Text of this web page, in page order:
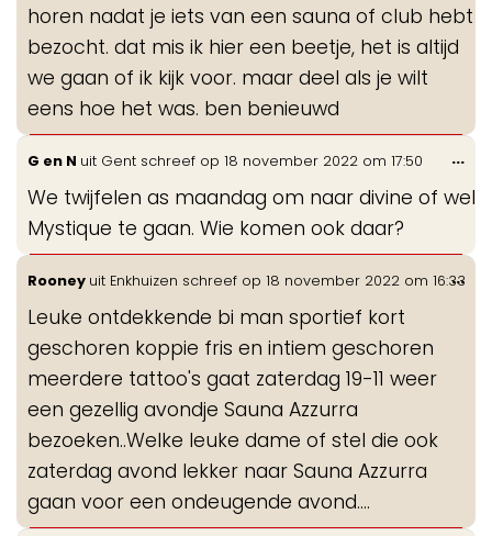
horen nadat je iets van een sauna of club hebt
bezocht. dat mis ik hier een beetje, het is altijd
we gaan of ik kijk voor. maar deel als je wilt
eens hoe het was. ben benieuwd
G en N uit Gent schreef op 18 november 2022 om 17:50
We twijfelen as maandag om naar divine of wel
Mystique te gaan. Wie komen ook daar?
...
Rooney uit Enkhuizen schreef op 18 november 2022 om 16:33
Leuke ontdekkende bi man sportief kort
geschoren koppie fris en intiem geschoren
meerdere tattoo's gaat zaterdag 19-11 weer
een gezellig avondje Sauna Azzurra
bezoeken..Welke leuke dame of stel die ook
zaterdag avond lekker naar Sauna Azzurra
gaan voor een ondeugende avond....
...